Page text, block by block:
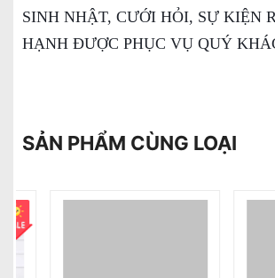
SINH NHẬT, CƯỚI HỎI, SỰ KIỆN
HẠNH ĐƯỢC PHỤC VỤ QUÝ
SẢN PHẨM CÙNG LOẠI